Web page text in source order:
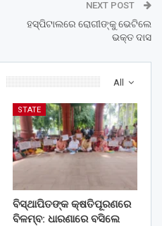
NEXT POST
ହସ୍ପିଟାଲରେ ରୋଗୀଙ୍କୁ ଭେଟିଲେ
ଭକ୍ତ ଦାସ
All
STATE
ବିସ୍ଥାପିତଙ୍କ କ୍ଷତିପୂରଣରେ
ବିଳମ୍ବ: ଧାରଣାରେ ବସିଲେ